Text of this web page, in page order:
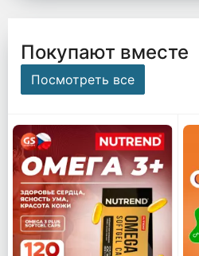
Покупают вместе
Посмотреть все